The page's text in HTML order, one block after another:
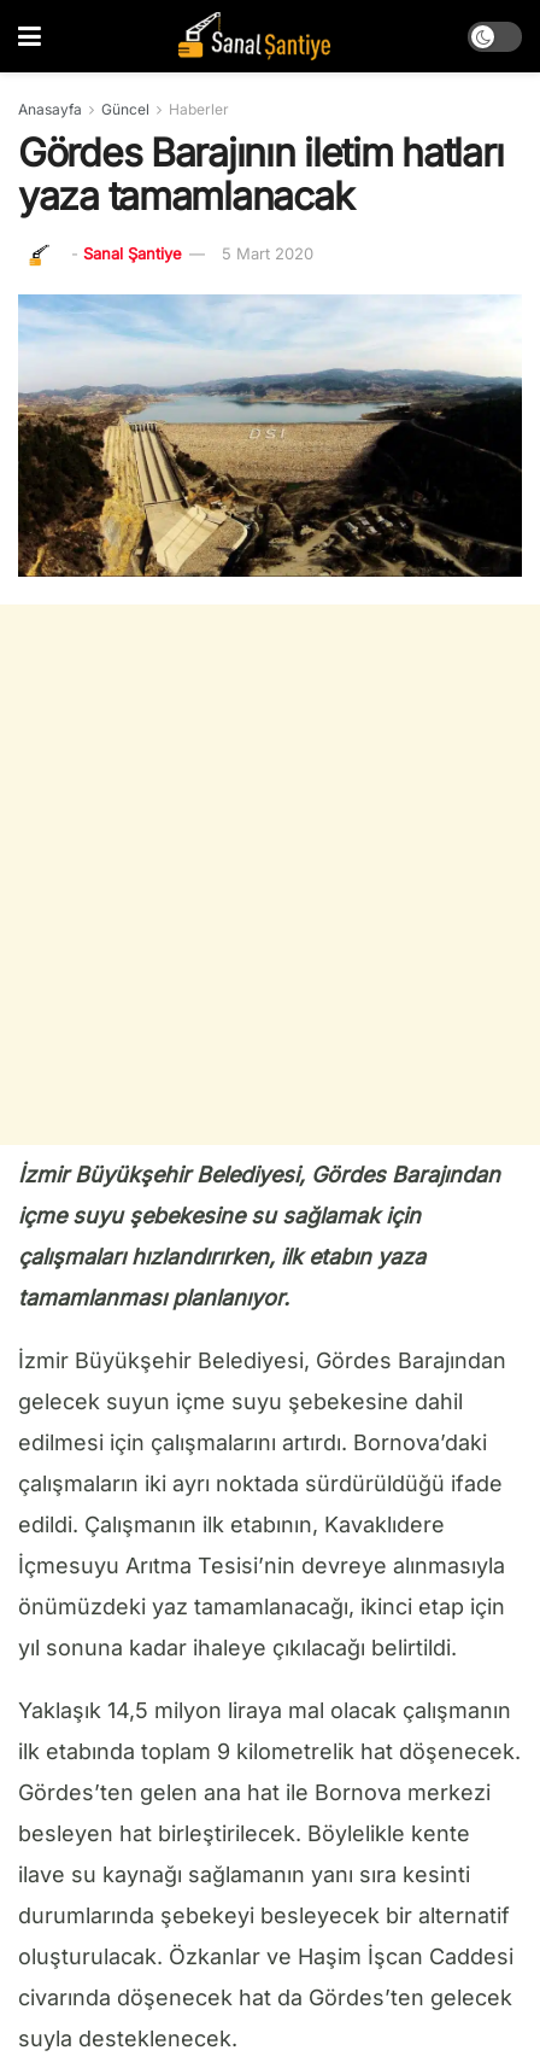
Anasayfa Güncel Haberler
Gördes Barajının iletim hatları
yaza tamamlanacak
- Sanal Şantiye 5 Mart 2020
İzmir Büyükşehir Belediyesi, Gördes Barajından
içme suyu şebekesine su sağlamak için
çalışmaları hızlandırırken, ilk etabın yaza
tamamlanması planlanıyor.
İzmir Büyükşehir Belediyesi, Gördes Barajından
gelecek suyun içme suyu şebekesine dahil
edilmesi için çalışmalarını artırdı. Bornova’daki
çalışmaların iki ayrı noktada sürdürüldüğü ifade
edildi. Çalışmanın ilk etabının, Kavaklıdere
İçmesuyu Arıtma Tesisi’nin devreye alınmasıyla
önümüzdeki yaz tamamlanacağı, ikinci etap için
yıl sonuna kadar ihaleye çıkılacağı belirtildi.
Yaklaşık 14,5 milyon liraya mal olacak çalışmanın
ilk etabında toplam 9 kilometrelik hat döşenecek.
Gördes’ten gelen ana hat ile Bornova merkezi
besleyen hat birleştirilecek. Böylelikle kente
ilave su kaynağı sağlamanın yanı sıra kesinti
durumlarında şebekeyi besleyecek bir alternatif
oluşturulacak. Özkanlar ve Haşim İşcan Caddesi
civarında döşenecek hat da Gördes’ten gelecek
suyla desteklenecek.